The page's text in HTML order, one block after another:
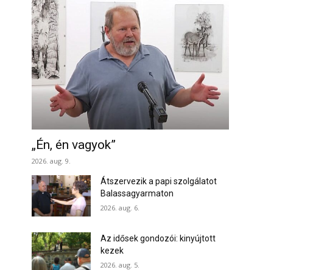
„Én, én vagyok”
2026. aug. 9.
Átszervezik a papi szolgálatot
Balassagyarmaton
2026. aug. 6.
Az idősek gondozói: kinyújtott
kezek
2026. aug. 5.